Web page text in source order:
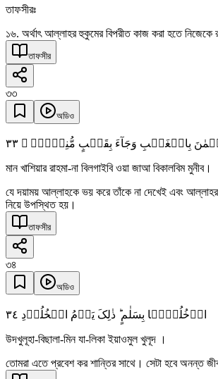
তাফসীরঃ
১৬. অর্থাৎ আল্লাহর হুকুমের বিপরীত কাজ করা হতে নিজেকে
তাফসীর
৩৩
অডিও
بِالۡغَیۡبِ وَجَآءَ بِقَلۡبٍ مُّنِیۡبِۣ ٣٣
মান খাশিয়ার রাহমা-না বিলগাইবি ওয়া জাআ বিকালবিম মুনীব।
যে দয়াময় আল্লাহকে ভয় করে তাঁকে না দেখেই এবং
নিয়ে উপস্থিত হয়।
তাফসীর
৩৪
অডিও
ادۡخُلُوۡہَا بِسَلٰمٍ ؕ ذٰلِکَ یَوۡمُ الۡخُلُوۡدِ ٣٤
উদখুলূহা-বিছালা-মিন যা-লিকা ইয়াওমুল খুলূদ ।
তোমরা এতে প্রবেশ কর শান্তির সাথে। সেটা হবে অনন্ত